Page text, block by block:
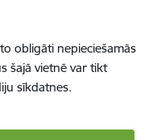
obligāti nepieciešamās
šajā vietnē var tikt
sīkdatnes.